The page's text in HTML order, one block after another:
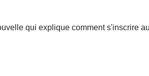
qui explique comment s'inscrire